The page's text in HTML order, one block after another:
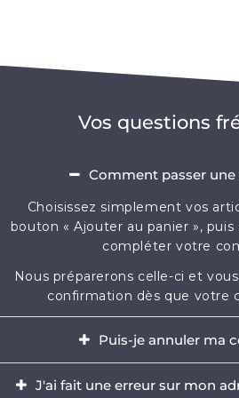
Vos questions
Comment passer
Choisissez simplement vos
bouton « Ajouter au panier »,
compléter votre
Nous préparerons celle-ci et
confirmation dès que votre
Puis-je annuler ma
l'heure qui suit
J'ai fait une erreur sur mon